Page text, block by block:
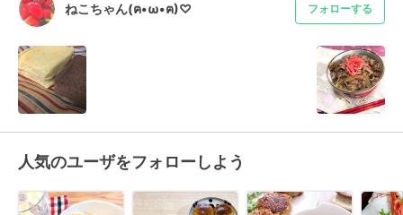
ねこちゃん(ฅ•ω•ฅ)♡ フォローする
人気のユーザをフォローしよう